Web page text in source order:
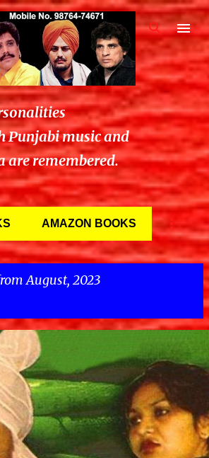
to main content
Punjabi music and
are remembered.
AMAZON BOOKS
August, 2023